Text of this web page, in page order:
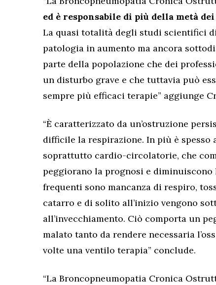
ed è responsabile di più della metà
La quasi totalità degli studi scientifici
patologia in aumento ma ancora
parte della popolazione che dei
un disturbo grave e che tuttavia può
sempre più efficaci terapie” aggiunge
“È caratterizzato da un’ostruzione
difficile la respirazione. In più è spesso
soprattutto cardio-circolatorie, che
peggiorano la prognosi e
frequenti sono mancanza di respiro,
catarro e di solito all’inizio vengono
all’invecchiamento. Ciò comporta un
malato tanto da rendere necessaria
volte una ventilo terapia” conclude.
“La Broncopneumopatia Cronica